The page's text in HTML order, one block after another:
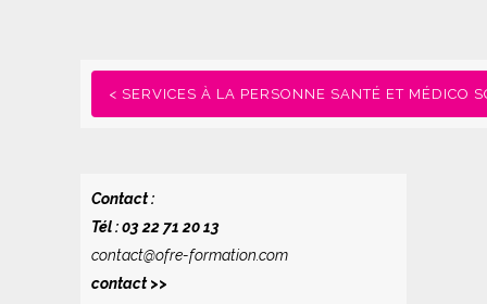
< SERVICES À LA PERSONNE SANTÉ ET MÉDICO
Contact :
Tél : 03 22 71 20 13
contact@ofre-formation.com
contact >>